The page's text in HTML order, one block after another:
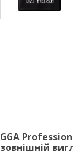
GGA
зовнішній